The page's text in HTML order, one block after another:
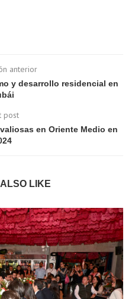
anterior
y desarrollo residencial en
post
en Oriente Medio en
LIKE